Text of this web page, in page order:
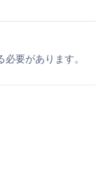
要があります。